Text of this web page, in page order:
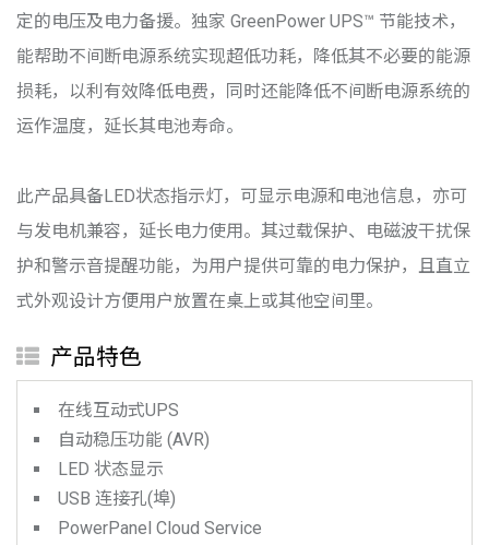
定的电压及电力备援。独家 GreenPower UPS™ 节能技术，
能帮助不间断电源系统实现超低功耗，降低其不必要的能源
损耗，以利有效降低电费，同时还能降低不间断电源系统的
运作温度，延长其电池寿命。
此产品具备LED状态指示灯，可显示电源和电池信息，亦可
与发电机兼容，延长电力使用。其过载保护、电磁波干扰保
护和警示音提醒功能，为用户提供可靠的电力保护，且直立
式外观设计方便用户放置在桌上或其他空间里。
产品特色
在线互动式UPS
自动稳压功能 (AVR)
LED 状态显示
USB 连接孔(埠)
PowerPanel Cloud Service